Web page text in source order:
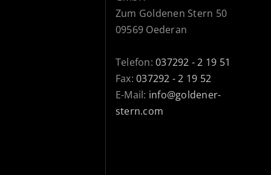
Zum Goldenen Stern 50
09569 Oederan
Telefon:037292 - 2 19 51
Fax:037292 - 2 19 52
E-Mail: info@goldener-
stern.com